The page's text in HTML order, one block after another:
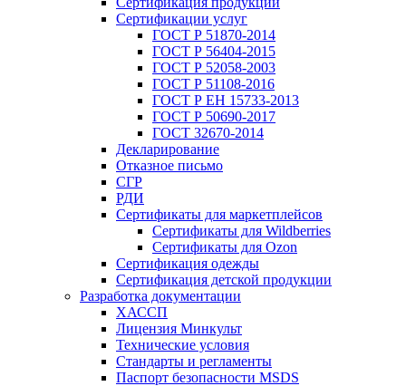
Сертификации услуг
ГОСТ Р 51870-2014
ГОСТ Р 56404-2015
ГОСТ Р 52058-2003
ГОСТ Р 51108-2016
ГОСТ Р ЕН 15733-2013
ГОСТ Р 50690-2017
ГОСТ 32670-2014
Декларирование
Отказное письмо
СГР
РДИ
Сертификаты для маркетплейсов
Сертификаты для Wildberries
Сертификаты для Ozon
Сертификация одежды
Сертификация детской продукции
Разработка документации
ХАССП
Лицензия Минкульт
Технические условия
Стандарты и регламенты
Паспорт безопасности MSDS